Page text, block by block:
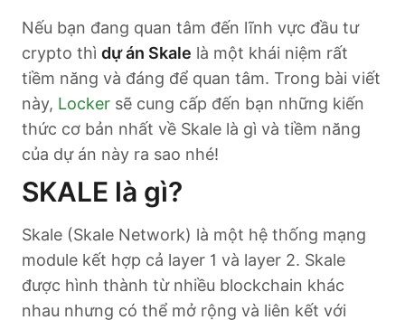
Nếu bạn đang quan tâm đến lĩnh vực đầu tư
crypto thì dự án Skale là một khái niệm rất
tiềm năng và đáng để quan tâm. Trong bài viết
này, Locker sẽ cung cấp đến bạn những kiến
thức cơ bản nhất về Skale là gì và tiềm năng
của dự án này ra sao nhé!
SKALE là gì?
Skale (Skale Network) là một hệ thống mạng
module kết hợp cả layer 1 và layer 2. Skale
được hình thành từ nhiều blockchain khác
nhau nhưng có thể mở rộng và liên kết với